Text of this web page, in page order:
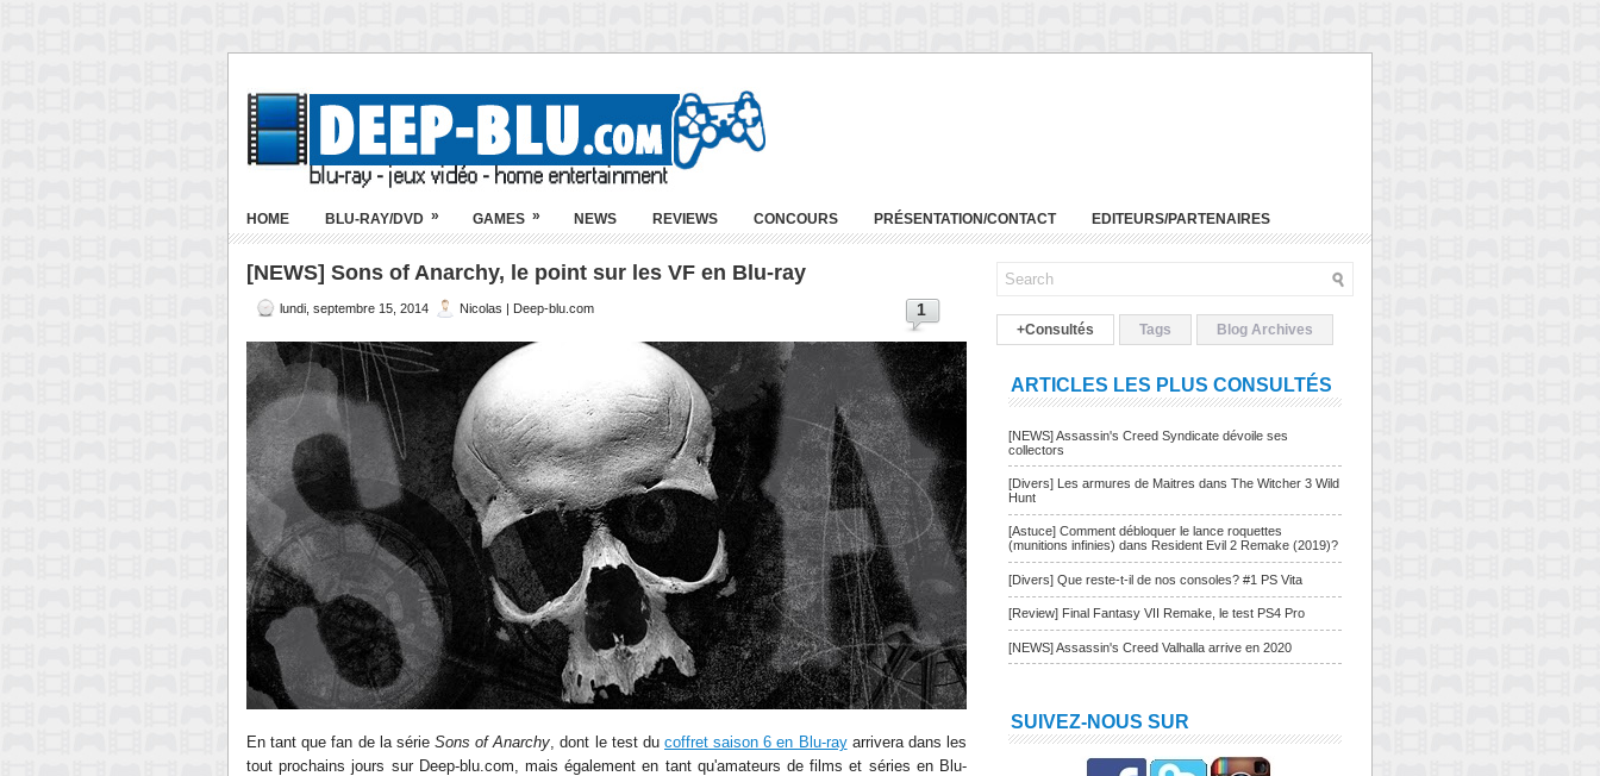
HOME BLU-RAY/DVD » GAMES » NEWS REVIEWS CONCOURS PRÉSENTATION/CONTACT EDITEURS/PARTENAIRES
[NEWS] Sons of Anarchy, le point sur les VF en Blu-ray
lundi, septembre 15, 2014 Nicolas | Deep-blu.com 1
En tant que fan de la série Sons of Anarchy, dont le test ducoffret saison 6 en Blu-rayarrivera dans les
tout prochains jours sur Deep-blu.com, mais également en tant qu'amateurs de films et séries en Blu-
+Consultés Tags Blog Archives
ARTICLES LES PLUS CONSULTÉS
[NEWS] Assassin's Creed Syndicate dévoile ses
collectors
[Divers] Les armures de Maitres dans The Witcher 3 Wild
Hunt
[Astuce] Comment débloquer le lance roquettes
(munitions infinies) dans Resident Evil 2 Remake (2019)?
[Divers] Que reste-t-il de nos consoles? #1 PS Vita
[Review] Final Fantasy VII Remake, le test PS4 Pro
[NEWS] Assassin's Creed Valhalla arrive en 2020
SUIVEZ-NOUS SUR